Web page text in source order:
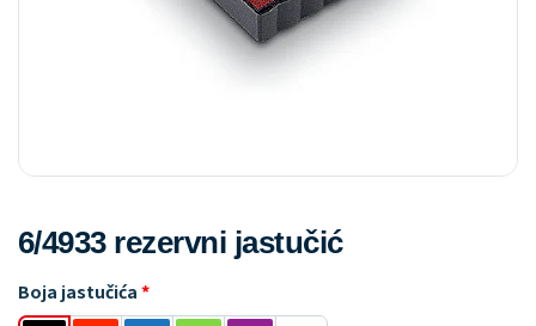
6/4933 rezervni jastučić
Boja jastučića